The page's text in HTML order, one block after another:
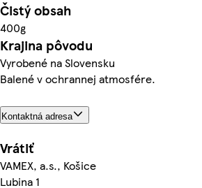
Čistý obsah
400g
Krajina pôvodu
Vyrobené na Slovensku
Balené v ochrannej atmosfére.
Kontaktná adresa
Vrátiť
VAMEX, a.s., Košice
Lubina 1